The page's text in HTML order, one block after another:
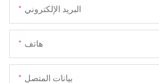
البريد الإلكتروني
هاتف
بيانات المتصل